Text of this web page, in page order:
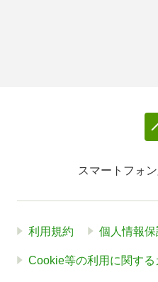
スマートフォ
利用規約 個人情報
Cookie等の利用に関する